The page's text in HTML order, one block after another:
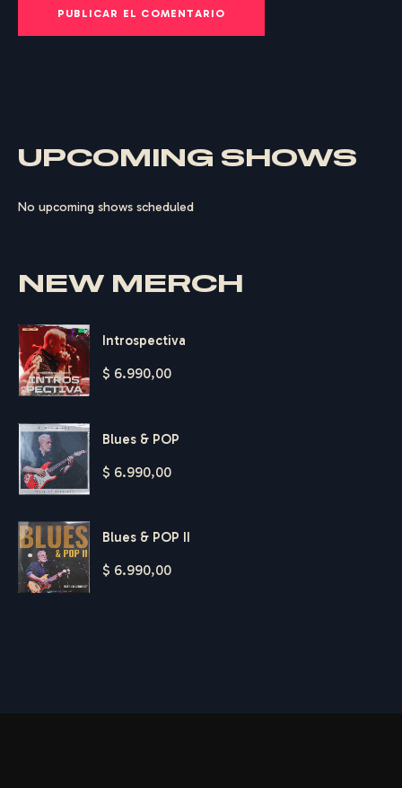
UPCOMING SHOWS
No upcoming shows scheduled
NEW MERCH
Introspectiva
$ 6.990,00
Blues & POP
$ 6.990,00
Blues & POP II
$ 6.990,00